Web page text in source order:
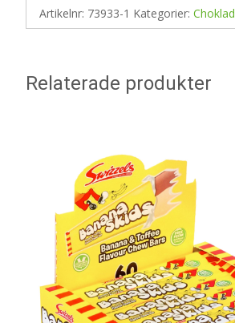
Artikelnr: 73933-1 Kategorier: Choklad
Relaterade produkter